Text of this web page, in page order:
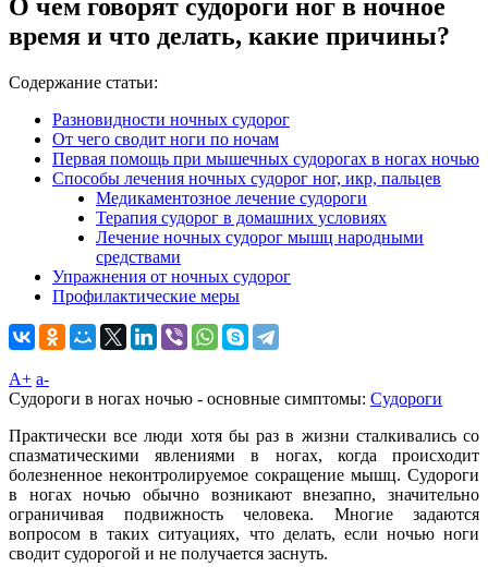
О чем говорят судороги ног в ночное
время и что делать, какие причины?
Содержание статьи:
Разновидности ночных судорог
От чего сводит ноги по ночам
Первая помощь при мышечных судорогах в ногах ночью
Способы лечения ночных судорог ног, икр, пальцев
Медикаментозное лечение судороги
Терапия судорог в домашних условиях
Лечение ночных судорог мышц народными
средствами
Упражнения от ночных судорог
Профилактические меры
A+ а-
Судороги в ногах ночью - основные симптомы: Судороги
Практически все люди хотя бы раз в жизни сталкивались со
спазматическими явлениями в ногах, когда происходит
болезненное неконтролируемое сокращение мышц. Судороги
в ногах ночью обычно возникают внезапно, значительно
ограничивая подвижность человека. Многие задаются
вопросом в таких ситуациях, что делать, если ночью ноги
сводит судорогой и не получается заснуть.